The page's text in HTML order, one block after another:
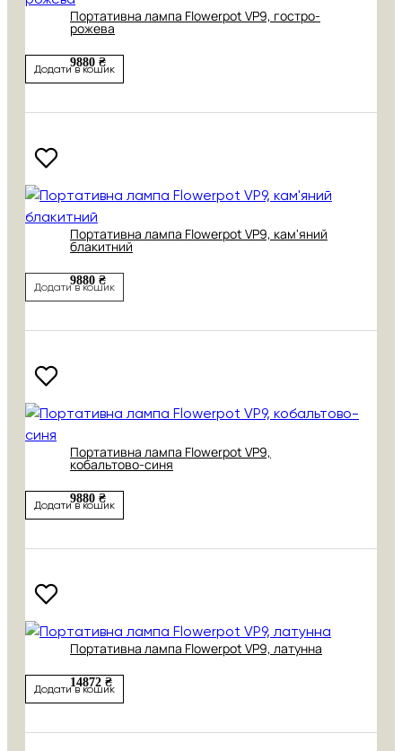
Портативна лампа Flowerpot VP9, гостро-
рожева
9880 ₴
Додати в кошик
Портативна лампа Flowerpot VP9, кам'яний
блакитний
9880 ₴
Додати в кошик
Портативна лампа Flowerpot VP9,
кобальтово-синя
9880 ₴
Додати в кошик
Портативна лампа Flowerpot VP9, латунна
14872 ₴
Додати в кошик